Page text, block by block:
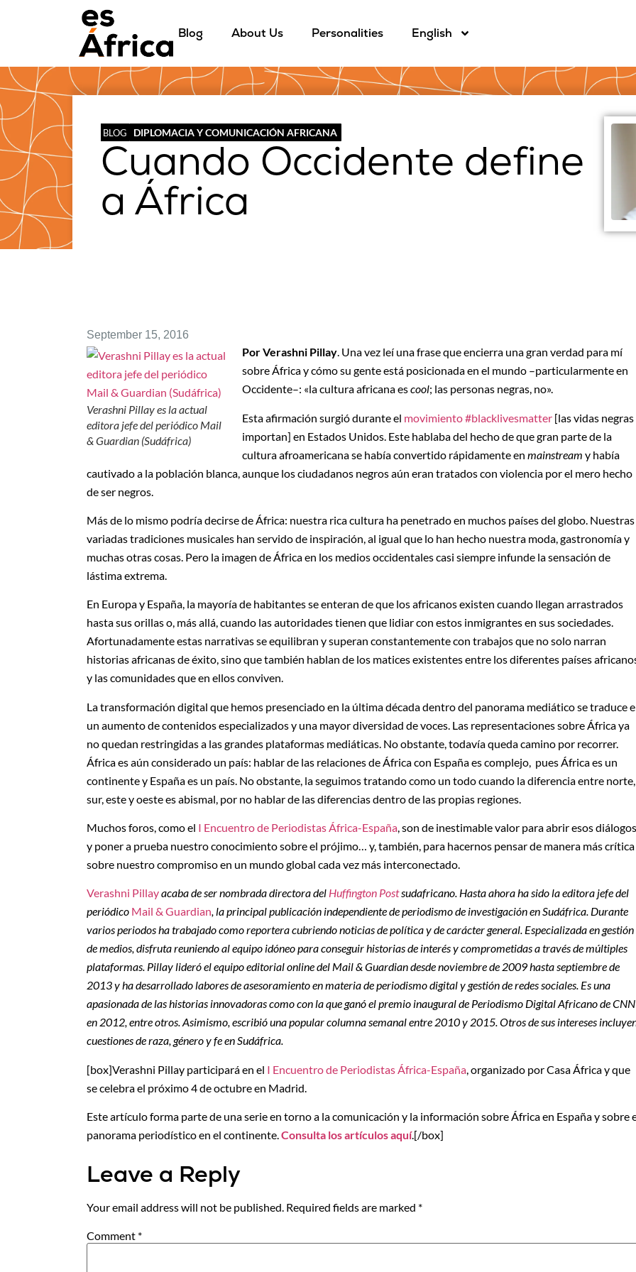
Blog About Us Personalities English
BLOG DIPLOMACIA Y COMUNICACIÓN AFRICANA
Cuando Occidente define
a África
September 15, 2016
Verashni Pillay es la actual
editora jefe del periódico Mail
& Guardian (Sudáfrica)
Por Verashni Pillay. Una vez leí una frase que encierra una gran verdad para mí
sobre África y cómo su gente está posicionada en el mundo –particularmente en
Occidente–: «la cultura africana escool; las personas negras, no».
Esta afirmación surgió durante el movimiento #blacklivesmatter [las vidas negras
importan] en Estados Unidos. Este hablaba del hecho de que gran parte de la
cultura afroamericana se había convertido rápidamente en mainstream y había
cautivado a la población blanca, aunque los ciudadanos negros aún eran tratados con violencia por el mero hecho
de ser negros.
Más de lo mismo podría decirse de África: nuestra rica cultura ha penetrado en muchos países del globo. Nuestras
variadas tradiciones musicales han servido de inspiración, al igual que lo han hecho nuestra moda, gastronomía y
muchas otras cosas. Pero la imagen de África en los medios occidentales casi siempre infunde la sensación de
lástima extrema.
En Europa y España, la mayoría de habitantes se enteran de que los africanos existen cuando llegan arrastrados
hasta sus orillas o, más allá, cuando las autoridades tienen que lidiar con estos inmigrantes en sus sociedades.
Afortunadamente estas narrativas se equilibran y superan constantemente con trabajos que no solo narran
historias africanas de éxito, sino que también hablan de los matices existentes entre los diferentes países
y las comunidades que en ellos conviven.
La transformación digital que hemos presenciado en la última década dentro del panorama mediático se traduce
un aumento de contenidos especializados y una mayor diversidad de voces. Las representaciones sobre África ya
no quedan restringidas a las grandes plataformas mediáticas. No obstante, todavía queda camino por recorrer.
África es aún considerado un país: hablar de las relaciones de África con España es complejo, pues África es un
continente y España es un país. No obstante, la seguimos tratando como un todo cuando la diferencia entre norte,
sur, este y oeste es abismal, por no hablar de las diferencias dentro de las propias regiones.
Muchos foros, como el I Encuentro de Periodistas África-España, son de inestimable valor para abrir esos diálogos
y poner a prueba nuestro conocimiento sobre el prójimo… y, también, para hacernos pensar de manera más crítica
sobre nuestro compromiso en un mundo global cada vez más interconectado.
Verashni Pillayacaba de ser nombrada directora del Huffington Postsudafricano. Hasta ahora ha sido la editora jefe del
periódico Mail & Guardian, la principal publicación independiente de periodismo de investigación en Sudáfrica. Durante
varios periodos ha trabajado como reportera cubriendo noticias de política y de carácter general. Especializada en gestión
de medios, disfruta reuniendo al equipo idóneo para conseguir historias de interés y comprometidas a través de múltiples
plataformas. Pillay lideró el equipo editorial online del Mail & Guardian desde noviembre de 2009 hasta septiembre de
2013 y ha desarrollado labores de asesoramiento en materia de periodismo digital y gestión de redes sociales. Es una
apasionada de las historias innovadoras como con la que ganó el premio inaugural de Periodismo Digital Africano de CNN
en 2012, entre otros. Asimismo, escribió una popular columna semanal entre 2010 y 2015. Otros de sus intereses
cuestiones de raza, género y fe en Sudáfrica.
[box]Verashni Pillay participará en el I Encuentro de Periodistas África-España, organizado por Casa África y que
se celebra el próximo 4 de octubre en Madrid.
Este artículo forma parte de una serie en torno a la comunicación y la información sobre África en España y sobre
panorama periodístico en el continente.Consulta los artículos aquí.[/box]
Leave a Reply
Your email address will not be published. Required fields are marked *
Comment *